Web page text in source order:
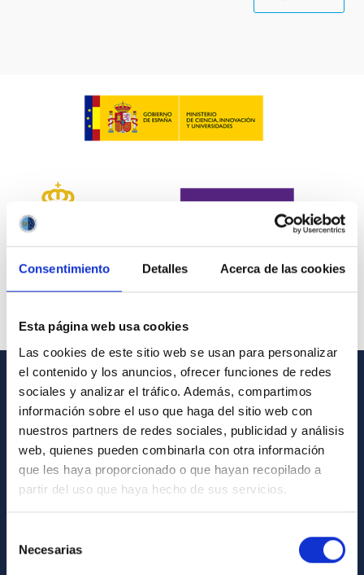
Consentimiento Detalles Acerca de las cookies
Esta página web usa cookies
Las cookies de este sitio web se usan para personalizar
el contenido y los anuncios, ofrecer funciones de redes
sociales y analizar el tráfico. Además, compartimos
información sobre el uso que haga del sitio web con
nuestros partners de redes sociales, publicidad y análisis
web, quienes pueden combinarla con otra información
que les haya proporcionado o que hayan recopilado a
partir del uso que haya hecho de sus servicios.
Necesarias
GENERAL INFORMATION
Contact
How to get to the IAC
List of personnel
Library
General register